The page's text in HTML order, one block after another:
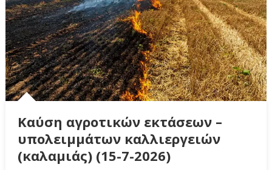
Καύση αγροτικών εκτάσεων –
υπολειμμάτων καλλιεργειών
(καλαμιάς) (15-7-2026)